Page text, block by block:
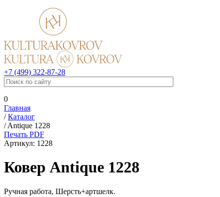
+7 (499) 322-87-28
0
Главная
/Каталог
/Antique 1228
Печать PDF
Артикул: 1228
Ковер Antique 1228
Ручная работа, Шерсть+артшелк.